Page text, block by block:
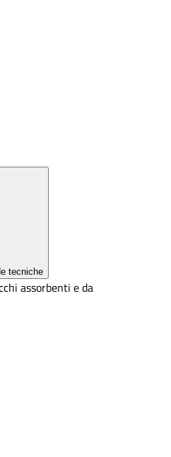
tecniche
assorbenti e da